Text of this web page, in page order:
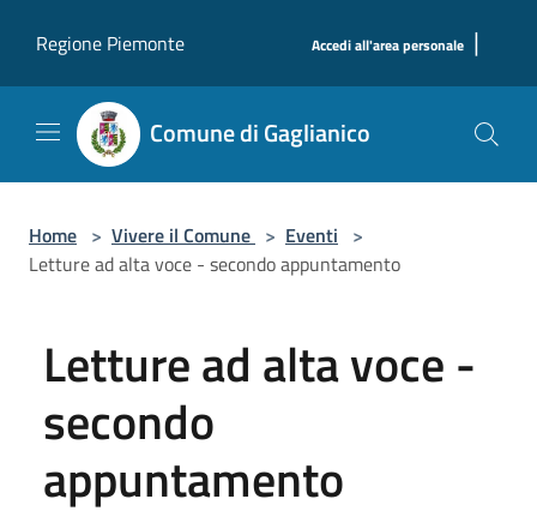
Regione Piemonte
Accedi all'area personale |
Comune di Gaglianico
Home > Vivere il Comune > Eventi >
Letture ad alta voce - secondo appuntamento
Letture ad alta voce -
secondo
appuntamento